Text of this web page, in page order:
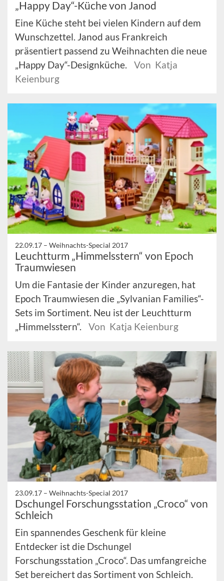
„Happy Day“-Küche von Janod
Eine Küche steht bei vielen Kindern auf dem
Wunschzettel. Janod aus Frankreich
präsentiert passend zu Weihnachten die neue
„Happy Day“-Designküche.
Von Katja
Keienburg
22.09.17 – Weihnachts-Special 2017
Leuchtturm „Himmelsstern“ von Epoch
Traumwiesen
Um die Fantasie der Kinder anzuregen, hat
Epoch Traumwiesen die „Sylvanian Families“-
Sets im Sortiment. Neu ist der Leuchtturm
„Himmelsstern“.
Von Katja Keienburg
23.09.17 – Weihnachts-Special 2017
Dschungel Forschungsstation „Croco“ von
Schleich
Ein spannendes Geschenk für kleine
Entdecker ist die Dschungel
Forschungsstation „Croco“. Das umfangreiche
Set bereichert das Sortiment von Schleich.